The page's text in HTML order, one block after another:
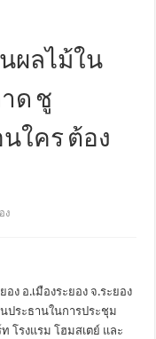
ผลไม้ใน
ด ชู
ใคร ต้อง
ง
ง อ.เมืองระยอง จ.ระยอง
ประธานในการประชุม
โรงแรม โฮมสเตย์ และ